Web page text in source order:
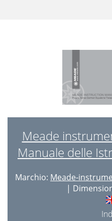
Meade
Manuale delle
Marchio: Meade-
|